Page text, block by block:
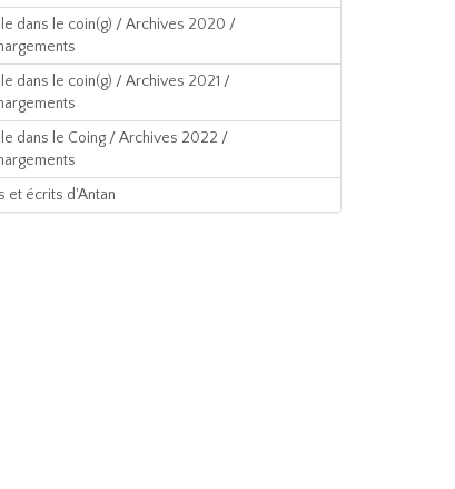
dans le coin(g) / Archives 2020 /
dans le coin(g) / Archives 2021 /
dans le Coing / Archives 2022 /
et écrits d'Antan